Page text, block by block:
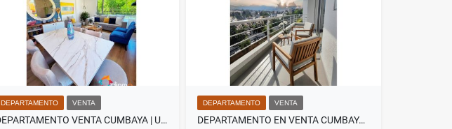
DEPARTAMENTO VENTA
DEPARTAMENTO VENTA CUMBAYA | URBANIZACION PRIVADA | 2 DORMITORIOS
DEPARTAMENTO VENTA
DEPARTAMENTO EN VENTA CUMBAYÁ | UBICACIÓN EXCLUSIVA, EN URBANIZACIÓN